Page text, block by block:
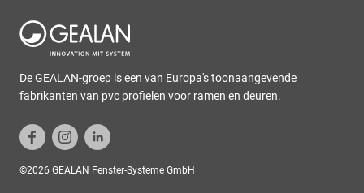
De GEALAN-groep is een van Europa's toonaangevende
fabrikanten van pvc profielen voor ramen en deuren.
©2026 GEALAN Fenster-Systeme GmbH